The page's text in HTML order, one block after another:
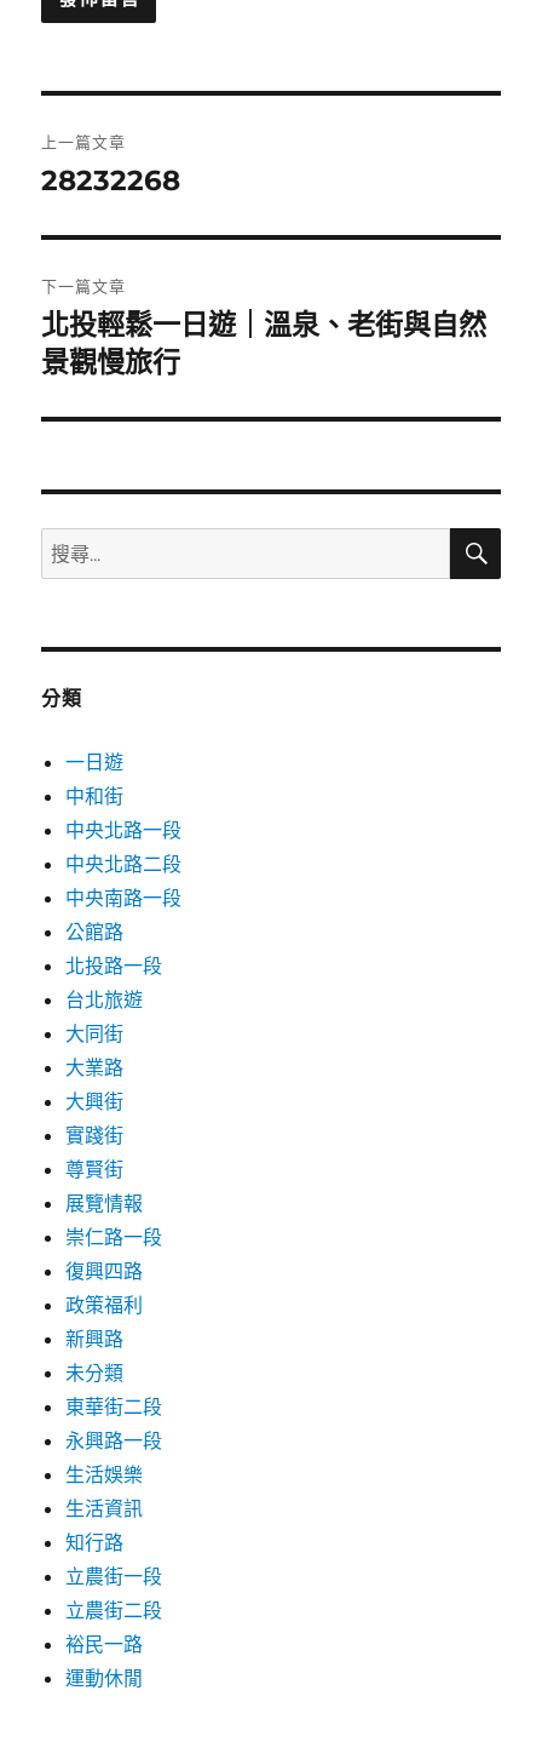
章
覽
上一篇文章
上
篇
文
章:
28232268
下一篇文章
下
一
文
北投輕鬆一日遊｜溫泉、老街與自然
景觀慢旅行
搜
尋
鍵
搜
分類
一日遊
中和街
中央北路一段
中央北路二段
中央南路一段
公館路
北投路一段
台北旅遊
大同街
大業路
大興街
實踐街
尊賢街
展覽情報
崇仁路一段
復興四路
政策福利
新興路
未分類
東華街二段
永興路一段
生活娛樂
生活資訊
知行路
立農街一段
立農街二段
裕民一路
運動休閒